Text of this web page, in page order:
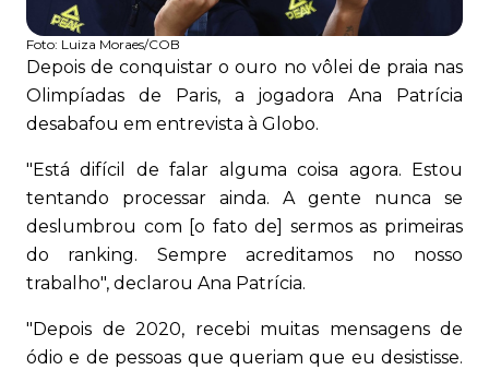
Foto: Luiza Moraes/COB
Depois de conquistar o ouro no vôlei de praia nas
Olimpíadas de Paris, a jogadora Ana Patrícia
desabafou em entrevista à Globo.
"Está difícil de falar alguma coisa agora. Estou
tentando processar ainda. A gente nunca se
deslumbrou com [o fato de] sermos as primeiras
do ranking. Sempre acreditamos no nosso
trabalho", declarou Ana Patrícia.
"Depois de 2020, recebi muitas mensagens de
ódio e de pessoas que queriam que eu desistisse.